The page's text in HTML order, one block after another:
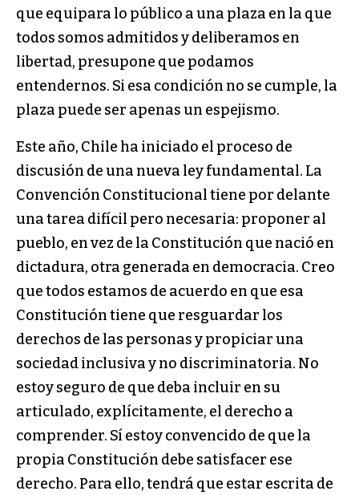
que equipara lo público a una plaza en la que
todos somos admitidos y deliberamos en
libertad, presupone que podamos
entendernos. Si esa condición no se cumple, la
plaza puede ser apenas un espejismo.
Este año, Chile ha iniciado el proceso de
discusión de una nueva ley fundamental. La
Convención Constitucional tiene por delante
una tarea difícil pero necesaria: proponer al
pueblo, en vez de la Constitución que nació en
dictadura, otra generada en democracia. Creo
que todos estamos de acuerdo en que esa
Constitución tiene que resguardar los
derechos de las personas y propiciar una
sociedad inclusiva y no discriminatoria. No
estoy seguro de que deba incluir en su
articulado, explícitamente, el derecho a
comprender. Sí estoy convencido de que la
propia Constitución debe satisfacer ese
derecho. Para ello, tendrá que estar escrita de